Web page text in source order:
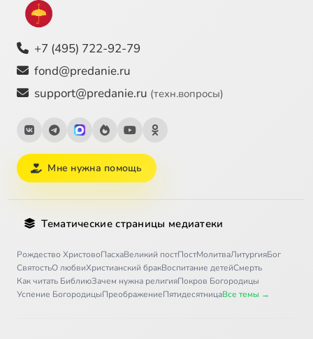
+7 (495) 722-92-79
fond@predanie.ru
support@predanie.ru (техн.вопросы)
Мне нужна помощь
Тематические страницы медиатеки
Рождество ХристовоПасхаВеликий постПостМолитваЛитургияБог
СвятостьО любвиХристианский бракВоспитание детейСмерть
Как читать БиблиюЗачем нужна религияПокров Богородицы
Успение БогородицыПреображениеПятидесятницаВсе темы →